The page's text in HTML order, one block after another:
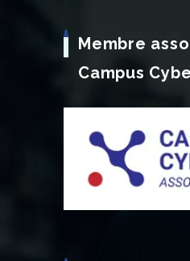
Membre
Campus